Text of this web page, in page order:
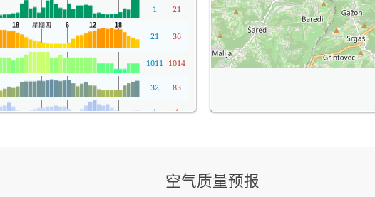
1 21
21 36
1011 1014
32 83
1 4
空气质量预报